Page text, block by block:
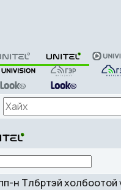
н Төлбөртэй холбоотой